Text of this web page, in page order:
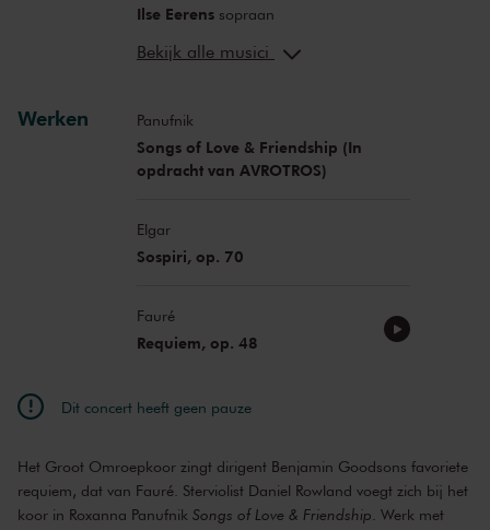
Ilse Eerenssopraan
Benjamin Russell
Daniel Rowlandviool
Bekijk alle musici
Werken Panufnik
Songs of Love & Friendship (In
opdracht van AVROTROS)
Elgar
Sospiri, op. 70
Fauré
Requiem, op. 48
Dit concert heeft geen pauze
Het Groot Omroepkoor zingt dirigent Benjamin Goodsons favoriete
requiem, dat van Fauré. Sterviolist Daniel Rowland voegt zich bij het
koor in Roxanna Panufnik Songs of Love & Friendship . Werk met